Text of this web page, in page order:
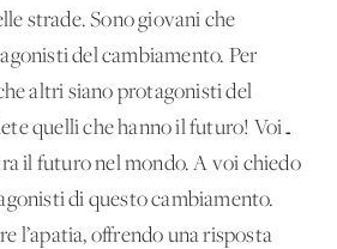
strade. Sono giovani che
del cambiamento. Per
altri siano protagonisti del
quelli che hanno il futuro! Voi…
il futuro nel mondo. A voi chiedo
di questo cambiamento.
l’apatia, offrendo una risposta